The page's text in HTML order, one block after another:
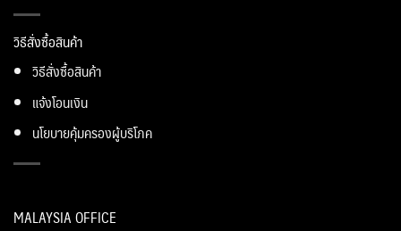
MALAYSIA OFFICE
วิธีสั่งซื้อสินค้า
วิธีสั่งซื้อสินค้า
แจ้งโอนเงิน
นโยบายคุ้มครองผู้บริโภค